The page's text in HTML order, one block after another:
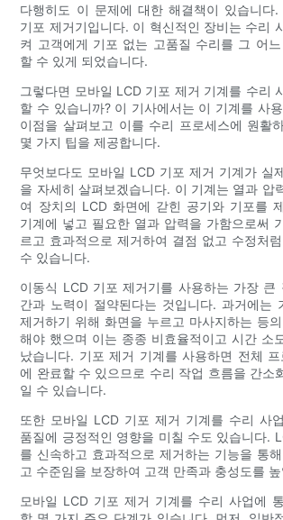
다행히도 이 문제에 대한 해결책이 있습니다
기포 제거기입니다. 이 혁신적인 장비는 수리
켜 고객에게 기포 없는 고품질 수리를 그 어
할 수 있게 되었습니다.
그렇다면 모바일 LCD 기포 제거 기계를 수리
할 수 있습니까? 이 기사에서는 이 기계를 사
이점을 살펴보고 이를 수리 프로세스에 원활
몇 가지 팁을 제공합니다.
무엇보다도 모바일 LCD 기포 제거 기계가 실
을 자세히 살펴보겠습니다. 이 기계는 열과 압
여 장치의 LCD 화면에 갇힌 공기와 기포를
기계에 넣고 필요한 열과 압력을 가함으로써
르고 효과적으로 제거하여 결점 없고 수정처
수 있습니다.
이동식 LCD 기포 제거기를 사용하는 가장 큰
간과 노력이 절약된다는 것입니다. 과거에는
제거하기 위해 화면을 누르고 마사지하는 등
해야 했으며 이는 종종 비효율적이고 시간 소
났습니다. 기포 제거 기계를 사용하면 전체
에 완료할 수 있으므로 수리 작업 흐름을 간소
일 수 있습니다.
또한 모바일 LCD 기포 제거 기계를 수리 사
품질에 긍정적인 영향을 미칠 수도 있습니다.
를 신속하고 효과적으로 제거하는 기능을 통
고 수준임을 보장하여 고객 만족과 충성도를
모바일 LCD 기포 제거 기계를 수리 사업에